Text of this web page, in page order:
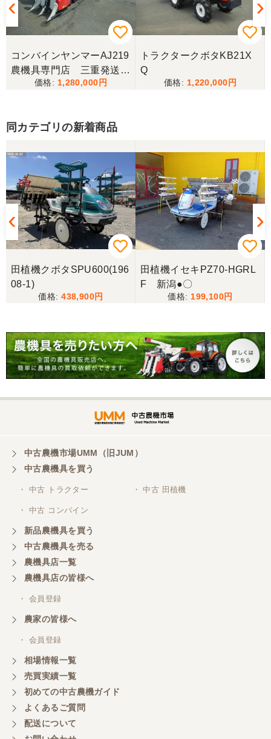
福岡県／中津かき
2025.6/14土曜日午前中に宇佐市院内町まで配達にき
てもらいました。以前ナカガワ農機商会さん当時に
きてもらってから2回目です。対応が丁寧で社長さん
も奥さんも天候が悪い中配達ありがとうございまし
た。
福岡県／廣瀬 修一
丁寧な対応ありがとうございました。
福岡県／廣瀬 修一
丁寧なご連絡ありがとうございました。またご利用
させて頂きます。
福岡県／にしむら
丁寧な対応でした
福岡県／津田泰成
います。
迅速丁寧な対応で、稲刈りも無事に終えることがで
きました。 程度極上のコンバインを相場よりかなり
す。 稲刈り後、メンテしてワックス掛けたら知り合
うでしたらよろしくお願いいたします。
福岡県／あらら還
素早く丁寧にされる社長さんです。また欲しい物が
福岡県／マエカワ
ずーーと欲しかった 色彩選別機を買うことができ
ました。しかも、未使用の状態です。 当方の価格に
コンバインヤンマーAJ219
農機具専門店 三重発送整
備済み
1,280,000
トラクタークボタKB21X
Q
1,220,000
同カテゴリの新着商品
田植機クボタSPU600(196
08-1)
438,900
田植機イセキPZ70-HGRL
F 新潟●〇
199,100
中古農機市場UMM（旧JUM）
中古農機具を買う
・ 中古 トラクター ・ 中古 田植機
・ 中古 コンバイン
新品農機具を買う
中古農機具を売る
農機具店一覧
農機具店の皆様へ
・ 会員登録
農家の皆様へ
・ 会員登録
相場情報一覧
売買実績一覧
初めての中古農機ガイド
よくあるご質問
配送について